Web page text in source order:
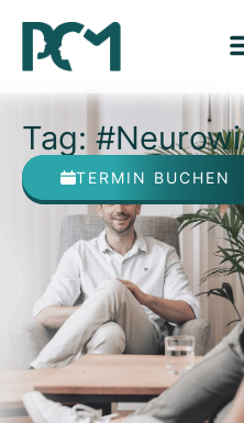
Tag:
TERMIN BUCHEN